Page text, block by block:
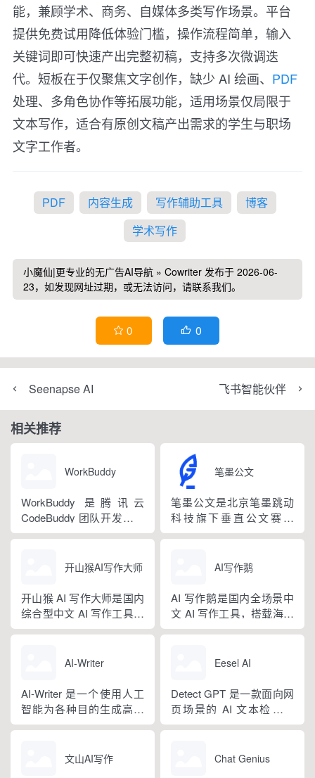
能，兼顾学术、商务、自媒体多类写作场景。平台
提供免费试用降低体验门槛，操作流程简单，输入
关键词即可快速产出完整初稿，支持多次微调迭
代。短板在于仅聚焦文字创作，缺少 AI 绘画、 PDF
处理、多角色协作等拓展功能，适用场景仅局限于
文本写作，适合有原创文稿产出需求的学生与职场
文字工作者。
PDF 内容生成 写作辅助工具
博客
学术写作
小魔仙|更专业的无广告AI导航 » Cowriter 发布于 2026-06-
23，如发现网址过期，或无法访问，请联系我们。
 0  0
Seenapse AI 飞书智能伙伴
相关推荐
WorkBuddy
WorkBuddy 是腾讯云
CodeBuddy 团队开发的全
场景职场 AI 智能体桌面工
线，6 月推出企业版抖音
AI，它是可以直接操作电
脑本地授权文件的 AI 助
手，用户用自然语言下...
笔墨公文
笔墨公文是北京笔墨跳动
科技旗下垂直公文赛道
AIGC 创作平台，深耕体
量标准公文语料训练专属
生成、全维度智能校对、
范文库、实时更新素材
库、标准化公文模板五大
撰写、文稿合...
开山猴AI写作大师
开山猴 AI 写作大师是国内
综合型中文 AI 写作工具，
融合二十年专业内容创作
法，大幅降低 AI 使用门
即可产出高质量文稿。平
台覆盖 20 余个行业领域、
279 种写作体裁，配备 20
AI写作鹅
AI 写作鹅是国内全场景中
文 AI 写作工具，搭载海量
细分写作模板，覆盖办公
视频、新媒体、文学创
场景，集成伪原创改写、
图生文、多语言翻译、
PPT 大纲生成等通用能
AI-Writer
AI-Writer 是一个使用人工
智能为各种目的生成高质
量和相关内容的平台。无
章、产品描述、登录页面
Eesel AI
Detect GPT 是一款面向网
页场景的 AI 文本检测工
具，以浏览器插件形态为
网页文字，甄别 GPT 系列
文山AI写作 Chat Genius